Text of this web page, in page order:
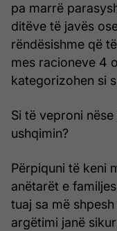
pa marrë
ditëve të javës
rëndësishme që
mes racioneve 4
kategorizohen si
Si të veproni
ushqimin?
Përpiquni të keni
anëtarët e
tuaj sa më
argëtimi janë